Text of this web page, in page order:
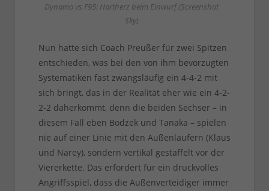
Dynamo vs F95: Hartherz beim Einwurf (Screenshot
Sky)
Nun hatte sich Coach Preußer für zwei Spitzen
entschieden, was bei den von ihm bevorzugten
Systematiken fast zwangsläufig ein 4-4-2 mit
sich bringt, das in der Realität eher wie ein 4-2-
2-2 daherkommt, denn die beiden Sechser – in
diesem Fall eben Bodzek und Tanaka – spielen
nie auf einer Linie mit den Außenläufern (Klaus
und Narey), sondern vertikal gestaffelt vor der
Viererkette. Das erfordert für ein druckvolles
Angriffsspiel, dass die Außenverteidiger immer